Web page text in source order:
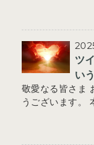
ツ
い
敬愛なる皆さま
うございます。